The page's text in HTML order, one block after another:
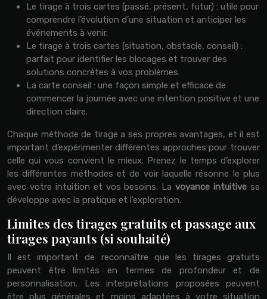
Le tirage à trois cartes (passé, présent, futur) : utile pour
comprendre l’évolution d’une situation et anticiper les
événements à venir.
Le tirage à trois cartes (situation, obstacle, conseil) :
parfait pour identifier les blocages et trouver des
solutions concrètes à vos problèmes.
La carte conseil : une façon simple et efficace de
commencer la journée avec une intention positive et une
direction claire.
Chaque méthode de tirage a ses propres avantages, et il est
important d’expérimenter différentes approches pour trouver
celle qui vous convient le mieux. Prenez le temps d’explorer
les différentes méthodes et de voir laquelle résonne le plus
avec votre intuition et vos besoins. Lavoyance intuitivese
développe avec la pratique et l’exploration.
Limites des tirages gratuits et passage aux
tirages payants (si souhaité)
Il est important de reconnaître que les tirages gratuits
peuvent être limités en termes de profondeur et de
personnalisation. Les interprétations proposées peuvent
être plus générales et moins adaptées à votre situation